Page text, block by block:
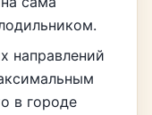
направлений
в городе